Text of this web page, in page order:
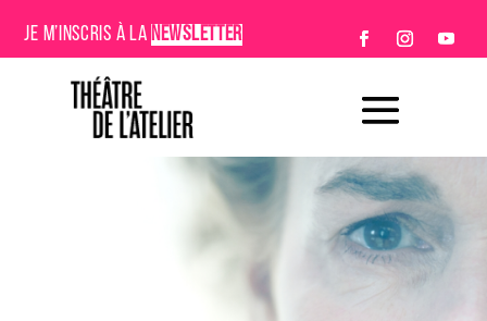
JE M’INSCRIS À LA NEWSLETTER